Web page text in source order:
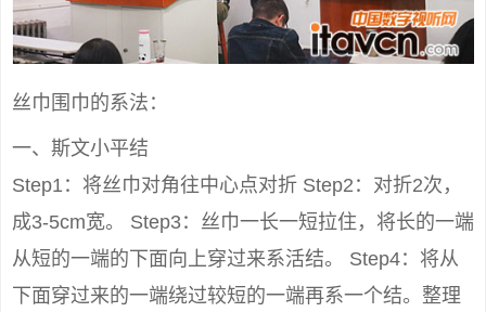
丝巾围巾的系法：
一、斯文小平结
Step1：将丝巾对角往中心点对折 Step2：对折2次，
成3-5cm宽。 Step3：丝巾一长一短拉住，将长的一端
从短的一端的下面向上穿过来系活结。 Step4：将从
下面穿过来的一端绕过较短的一端再系一个结。整理